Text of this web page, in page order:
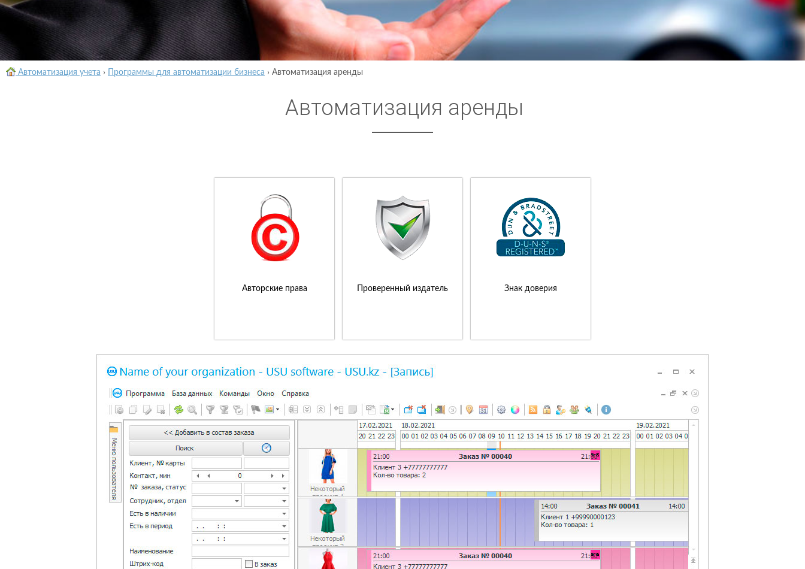
Автоматизация учета › Программы для автоматизации бизнеса › Автоматизация аренды
Автоматизация аренды
Авторские права Проверенный издатель Знак доверия